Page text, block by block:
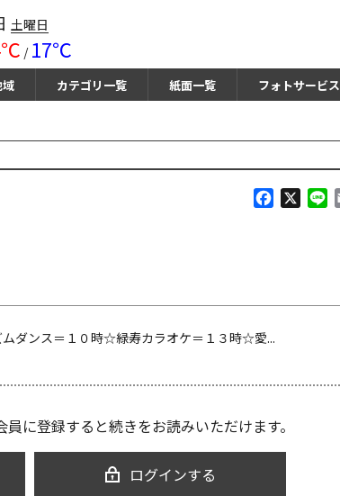
土曜日
/ 17℃
カテゴリ一覧 紙面一覧 フォトサービス
k
ス＝１０時☆緑寿カラオケ＝１３時☆愛...
に登録すると続きをお読みいただけます。
ログインする